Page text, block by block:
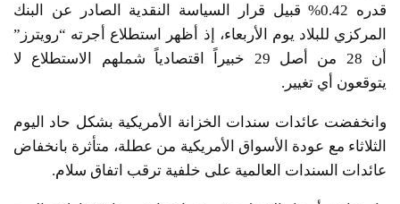
قدره 0.42% قبيل قرار السياسة النقدية الصادر عن البنك
المركزي للبلاد يوم الأربعاء، إذ أظهر استطلاع أجرته “رويترز”
أن 28 من أصل 29 خبيراً اقتصادياً شملهم الاستطلاع لا
يتوقعون أي تغيير.
وانخفضت عائدات سندات الخزانة الأمريكية بشكل حاد اليوم
الثلاثاء مع عودة الأسواق الأمريكية من عطلة، متأثرة بانخفاض
عائدات السندات العالمية على خلفية ترقب اتفاق سلام.